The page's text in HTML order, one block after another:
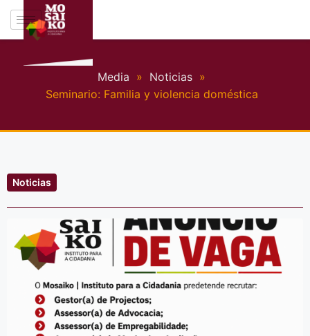
Media » Noticias »
Seminario: Familia y violencia doméstica
Noticias